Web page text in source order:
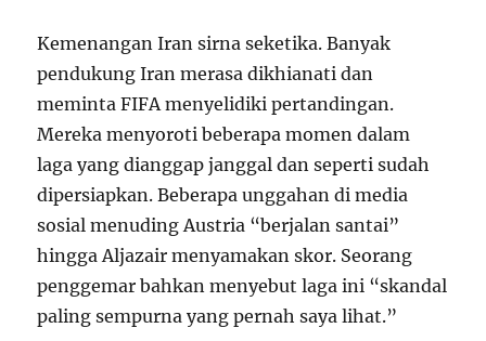
Kemenangan Iran sirna seketika. Banyak
pendukung Iran merasa dikhianati dan
meminta FIFA menyelidiki pertandingan.
Mereka menyoroti beberapa momen dalam
laga yang dianggap janggal dan seperti sudah
dipersiapkan. Beberapa unggahan di media
sosial menuding Austria “berjalan santai”
hingga Aljazair menyamakan skor. Seorang
penggemar bahkan menyebut laga ini “skandal
paling sempurna yang pernah saya lihat.”